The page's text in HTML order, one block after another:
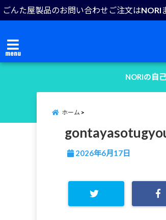
ごんた屋製品のお問い合わせご注文はNORI
menu
NORIの自
ホーム
2026年6月17日